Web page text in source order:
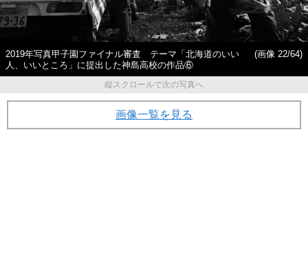
2019年写真甲子園ファイナル審査 テーマ「北海道のいい
人、いいところ」に提出した神島高校の作品⑥
(画像 22/64)
縦スクロールで次の写真へ
画像一覧を見る